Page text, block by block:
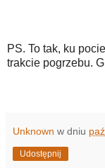
PS. To tak, ku
trakcie pogrzebu.
Unknown w dniu
Udostępnij